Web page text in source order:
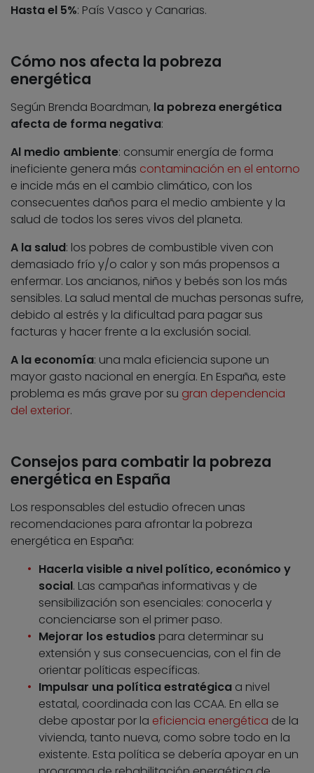
Hasta el 5%: País Vasco y Canarias.
Cómo nos afecta la pobreza
energética
Según Brenda Boardman, la pobreza energética
afecta de forma negativa:
Al medio ambiente: consumir energía de forma
ineficiente genera más contaminación en el entorno
e incide más en el cambio climático, con los
consecuentes daños para el medio ambiente y la
salud de todos los seres vivos del planeta.
A la salud: los pobres de combustible viven con
demasiado frío y/o calor y son más propensos a
enfermar. Los ancianos, niños y bebés son los más
sensibles. La salud mental de muchas personas sufre,
debido al estrés y la dificultad para pagar sus
facturas y hacer frente a la exclusión social.
A la economía: una mala eficiencia supone un
mayor gasto nacional en energía. En España, este
problema es más grave por su gran dependencia
del exterior.
Consejos para combatir la pobreza
energética en España
Los responsables del estudio ofrecen unas
recomendaciones para afrontar la pobreza
energética en España:
Hacerla visible a nivel político, económico y
social. Las campañas informativas y de
sensibilización son esenciales: conocerla y
concienciarse son el primer paso.
Mejorar los estudios para determinar su
extensión y sus consecuencias, con el fin de
orientar políticas específicas.
Impulsar una política estratégica a nivel
estatal, coordinada con las CCAA. En ella se
debe apostar por la eficiencia energética de la
vivienda, tanto nueva, como sobre todo en la
existente. Esta política se debería apoyar en un